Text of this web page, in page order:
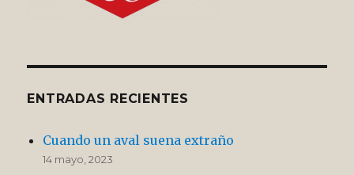
ENTRADAS RECIENTES
Cuando un aval suena extraño
14 mayo, 2023